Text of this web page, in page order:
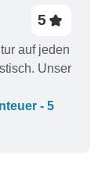
noch
und immer
5
auf jeden
Unser
- 5